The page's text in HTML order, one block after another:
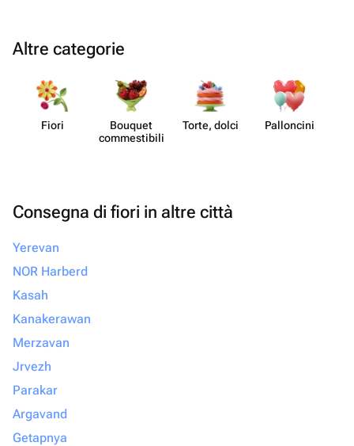
Altre categorie
Fiori
Bouquet
commes​tibili
Torte, dolci Pall​oncini
Consegna di fiori in altre città
Yerevan
NOR Harberd
Kasah
Kanakerawan
Merzavan
Jrvezh
Parakar
Argavand
Getapnya